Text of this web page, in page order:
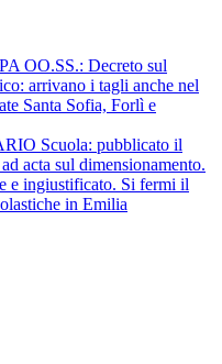
OO.SS.: Decreto sul
arrivano i tagli anche nel
Santa Sofia, Forlì e
Scuola: pubblicato il
acta sul dimensionamento.
e ingiustificato. Si fermi il
in Emilia